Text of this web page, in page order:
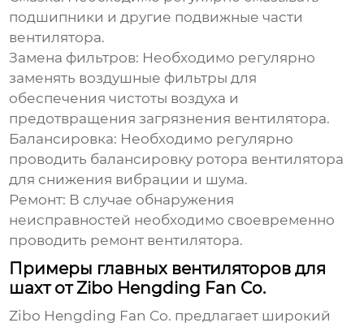
подшипники и другие подвижные части
вентилятора.
Замена фильтров: Необходимо регулярно
заменять воздушные фильтры для
обеспечения чистоты воздуха и
предотвращения загрязнения вентилятора.
Балансировка: Необходимо регулярно
проводить балансировку ротора вентилятора
для снижения вибрации и шума.
Ремонт: В случае обнаружения
неисправностей необходимо своевременно
проводить ремонт вентилятора.
Примеры главных вентиляторов для
шахт от Zibo Hengding Fan Co.
Zibo Hengding Fan Co. предлагает широкий